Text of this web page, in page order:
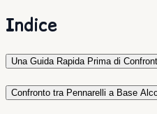
Indice
Una Guida Rapida Prima di
Confronto tra Pennarelli a Base